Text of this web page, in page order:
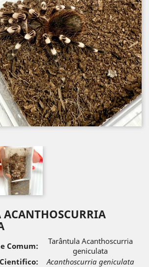
Comum:
Tarântula Acanthoscurria
geniculata
Acanthoscurria geniculata